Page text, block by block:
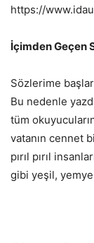
https://
İçimden Geçen
Sözlerime
Bu nedenle
tüm
vatanın cennet
pırıl pırıl
gibi yeşil,